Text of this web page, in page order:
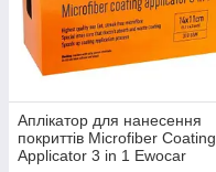
Аплікатор для нанесення
покриттів Microfiber Coating
Applicator 3 in 1 Ewocar